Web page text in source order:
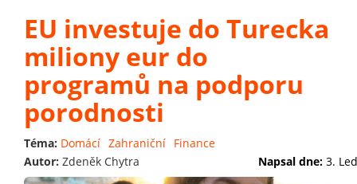
EU investuje do Turecka
miliony eur do
programů na podporu
porodnosti
Téma: Domácí Zahraniční Finance
Autor: Zdeněk Chytra Napsal dne: 3.